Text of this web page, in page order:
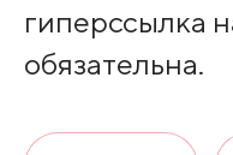
гиперссылка
обязательна.